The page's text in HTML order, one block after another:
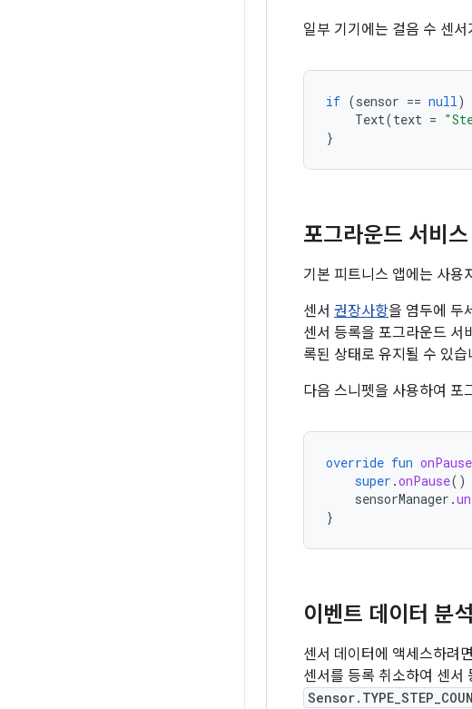
일부 기기에는 걸음 수 센
if (sensor == null)
Text(text =
}
포그라운드 서비스
기본 피트니스 앱에는 사용
센서 권장사항을 염두에 두
센서 등록을 포그라운드 서
록된 상태로 유지될 수 있습
다음 스니펫을 사용하여 포
override fun onPause
super .onPause()
sensorManager .
}
이벤트 데이터 분석
센서 데이터에 액세스하려면
센서를 등록 취소하여 센서